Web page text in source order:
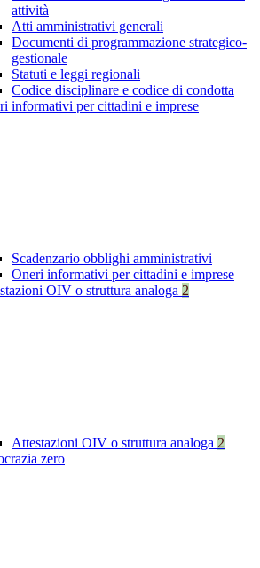
attività
Atti amministrativi generali
Documenti di programmazione strategico-
gestionale
Statuti e leggi regionali
Codice disciplinare e codice di condotta
informativi per cittadini e imprese
Scadenzario obblighi amministrativi
Oneri informativi per cittadini e imprese
OIV o struttura analoga 2
Attestazioni OIV o struttura analoga 2
zero